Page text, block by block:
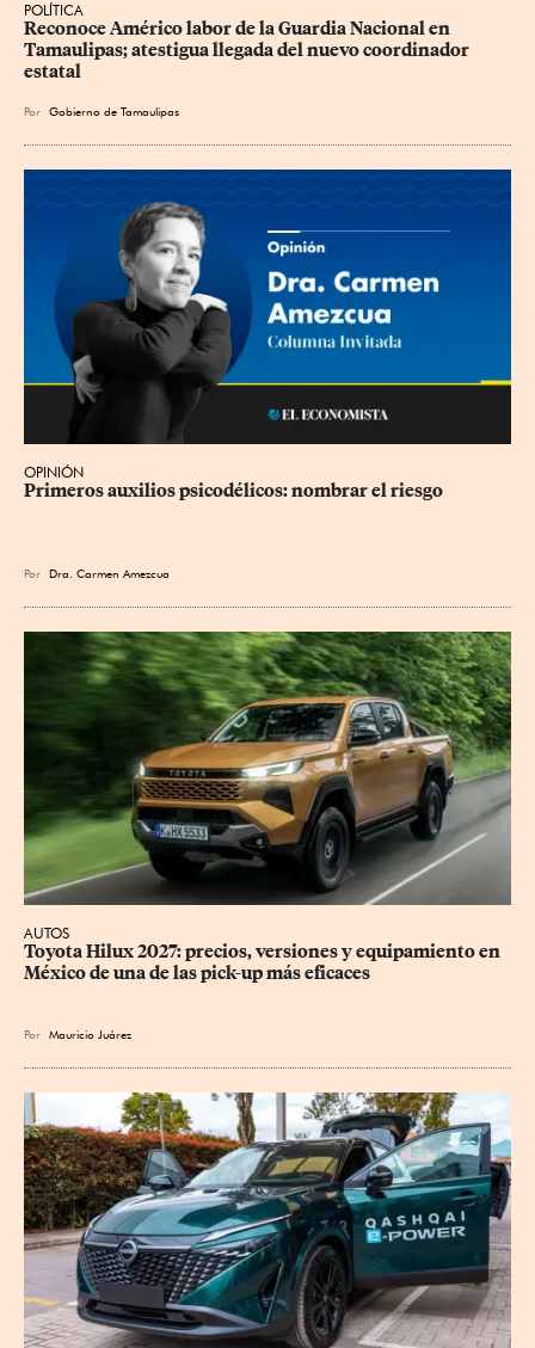
POLÍTICA
Reconoce Américo labor de la Guardia Nacional en
Tamaulipas; atestigua llegada del nuevo coordinador
estatal
Por Gobierno de Tamaulipas
OPINIÓN
Primeros auxilios psicodélicos: nombrar el riesgo
Por Dra. Carmen Amezcua
AUTOS
Toyota Hilux 2027: precios, versiones y equipamiento en
México de una de las pick-up más eficaces
Por Mauricio Juárez